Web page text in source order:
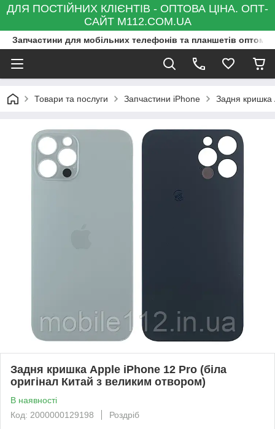
ДЛЯ ПОСТІЙНИХ КЛІЄНТІВ - ОПТОВА ЦІНА. ОПТ-
САЙТ M112.COM.UA
Запчастини для мобільних телефонів та планшетів оптом
Товари та послуги Запчастини iPhone Задня кришка
Задня кришка Apple iPhone 12 Pro (біла
оригінал Китай з великим отвором)
В наявності
Код: 2000000129198
Роздріб